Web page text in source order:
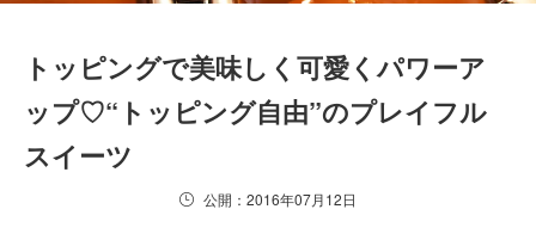
トッピングで美味しく可愛くパワーア
ップ♡“トッピング自由”のプレイフル
スイーツ
公開：2016年07月12日